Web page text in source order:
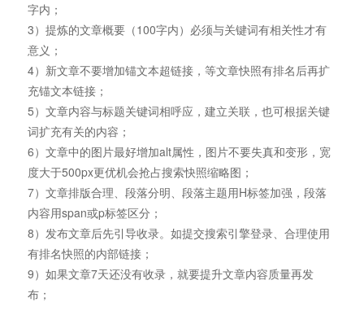
字内；
3）提炼的文章概要（100字内）必须与关键词有相关性才有
意义；
4）新文章不要增加锚文本超链接，等文章快照有排名后再扩
充锚文本链接；
5）文章内容与标题关键词相呼应，建立关联，也可根据关键
词扩充有关的内容；
6）文章中的图片最好增加alt属性，图片不要失真和变形，宽
度大于500px更优机会抢占搜索快照缩略图；
7）文章排版合理、段落分明、段落主题用H标签加强，段落
内容用span或p标签区分；
8）发布文章后先引导收录。如提交搜索引擎登录、合理使用
有排名快照的内部链接；
9）如果文章7天还没有收录，就要提升文章内容质量再发
布；